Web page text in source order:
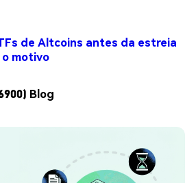
de Altcoins antes da estreia
o motivo
Blog